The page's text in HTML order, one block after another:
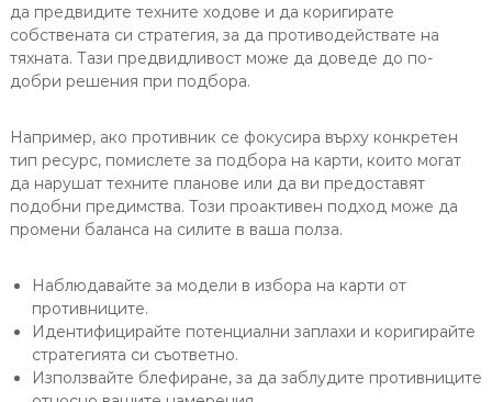
да предвидите техните ходове и да коригирате
собствената си стратегия, за да противодействате на
тяхната. Тази предвидливост може да доведе до по-
добри решения при подбора.
Например, ако противник се фокусира върху конкретен
тип ресурс, помислете за подбора на карти, които могат
да нарушат техните планове или да ви предоставят
подобни предимства. Този проактивен подход може да
промени баланса на силите в ваша полза.
Наблюдавайте за модели в избора на карти от
противниците.
Идентифицирайте потенциални заплахи и коригирайте
стратегията си съответно.
Използвайте блефиране, за да заблудите противниците